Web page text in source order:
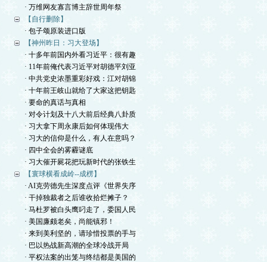
· 万维网友寡言博主辞世周年祭
【自行删除】
· 包子颂原装进口版
【神州昨日：习大登场】
· 十多年前国内外看习近平：很有趣
· 11年前俺代表习近平对胡德平刘亚
· 中共党史浓墨重彩好戏：江对胡锦
· 十年前王岐山就给了大家这把钥匙
· 要命的真话与真相
· 对令计划及十八大前后经典八卦质
· 习大拿下周永康后如何体现伟大
· 习大的信仰是什么，有人在意吗？
· 四中全会的雾霾谜底
· 习大催开屍花把玩新时代的张铁生
【寰球横看成岭--成楞】
· AI克劳德先生深度点评《世界失序
· 干掉独裁者之后谁收拾烂摊子？
· 马杜罗被白头鹰叼走了，委国人民
· 美国廉颇老矣，尚能镇邪！
· 来到美利坚的，请珍惜投票的手与
· 巴以热战新高潮的全球冷战开局
· 平权法案的出笼与终结都是美国的